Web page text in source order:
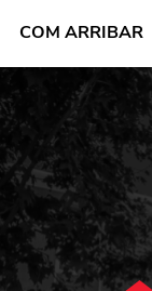
COM ARRIBAR